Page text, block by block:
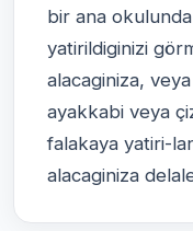
bir ana
yatirildiginizi
alacaginiza,
ayakkabi veya
falakaya yatiri-
alacaginiza